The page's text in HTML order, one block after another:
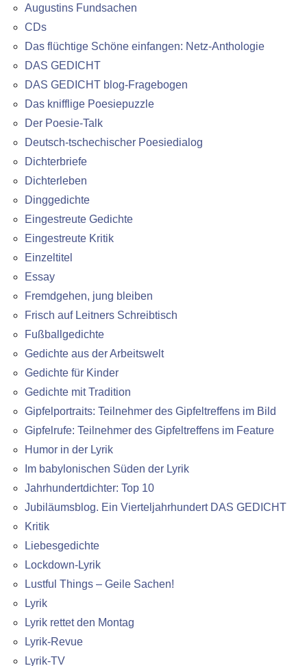
Augustins Fundsachen
CDs
Das flüchtige Schöne einfangen: Netz-Anthologie
DAS GEDICHT
DAS GEDICHT blog-Fragebogen
Das knifflige Poesiepuzzle
Der Poesie-Talk
Deutsch-tschechischer Poesiedialog
Dichterbriefe
Dichterleben
Dinggedichte
Eingestreute Gedichte
Eingestreute Kritik
Einzeltitel
Essay
Fremdgehen, jung bleiben
Frisch auf Leitners Schreibtisch
Fußballgedichte
Gedichte aus der Arbeitswelt
Gedichte für Kinder
Gedichte mit Tradition
Gipfelportraits: Teilnehmer des Gipfeltreffens im Bild
Gipfelrufe: Teilnehmer des Gipfeltreffens im Feature
Humor in der Lyrik
Im babylonischen Süden der Lyrik
Jahrhundertdichter: Top 10
Jubiläumsblog. Ein Vierteljahrhundert DAS GEDICHT
Kritik
Liebesgedichte
Lockdown-Lyrik
Lustful Things – Geile Sachen!
Lyrik
Lyrik rettet den Montag
Lyrik-Revue
Lyrik-TV